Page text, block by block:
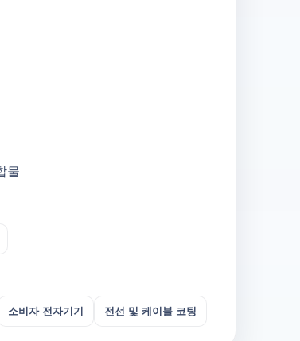
물
소비자 전자기기 전선 및 케이블 코팅